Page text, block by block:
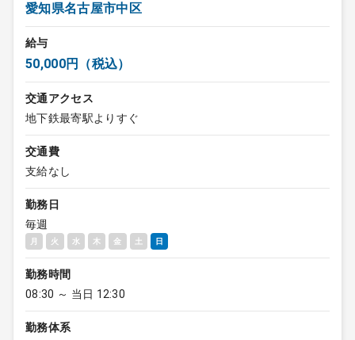
愛知県名古屋市中区
給与
50,000円（税込）
交通アクセス
地下鉄最寄駅よりすぐ
交通費
支給なし
勤務日
毎週
月 火 水 木 金 土 日
勤務時間
08:30 ～ 当日 12:30
勤務体系